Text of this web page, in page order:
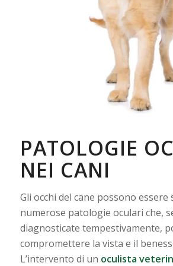
PATOLOGIE
NEI CANI
Gli occhi del cane possono essere
numerose patologie oculari che,
diagnosticate tempestivamente,
compromettere la vista e il
L’intervento di un oculista